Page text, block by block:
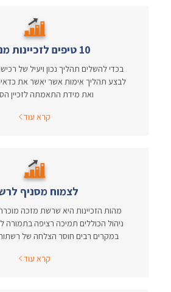
10 טיפים לזכיינות מנצחת
בכדי להשלים תהליך נכון ויעיל של
לבצע תהליך אימות אשר יאשר את
ואת מידת התאמתה לזכיין
קרא עוד
לצמוח מסניף
מהות הזכיינות היא שרשת מזכה מוכרת
ניהול הכוללים תמיכה רציפה בתמורה
במקרים רבים חוסר הצלחה של
קרא עוד